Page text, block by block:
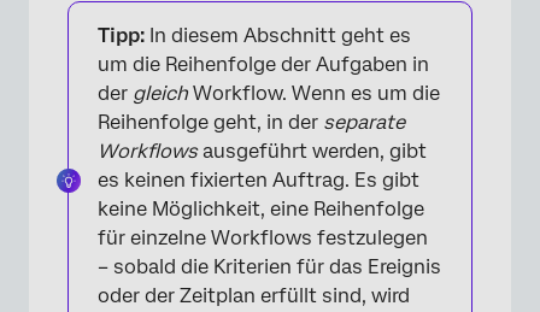
Tipp: In diesem Abschnitt geht es
um die Reihenfolge der Aufgaben in
der gleich Workflow. Wenn es um die
Reihenfolge geht, in der separate
Workflowsausgeführt werden, gibt
es keinen fixierten Auftrag. Es gibt
keine Möglichkeit, eine Reihenfolge
für einzelne Workflows festzulegen
– sobald die Kriterien für das Ereignis
oder der Zeitplan erfüllt sind, wird